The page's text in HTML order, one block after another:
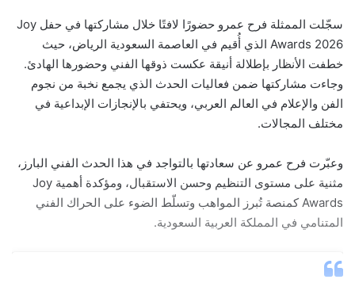
سجّلت الممثلة فرح عمرو حضورًا لافتًا خلال مشاركتها في حفل Joy
Awards 2026 الذي أُقيم في العاصمة السعودية الرياض، حيث
خطفت الأنظار بإطلالة أنيقة عكست ذوقها الفني وحضورها الهادئ.
وجاءت مشاركتها ضمن فعاليات الحدث الذي يجمع نخبة من نجوم
الفن والإعلام في العالم العربي، ويحتفي بالإنجازات الإبداعية في
مختلف المجالات.
وعبّرت فرح عمرو عن سعادتها بالتواجد في هذا الحدث الفني البارز،
مثنية على مستوى التنظيم وحسن الاستقبال، ومؤكدة أهمية Joy
Awards كمنصة تُبرز المواهب وتسلّط الضوء على الحراك الفني
المتنامي في المملكة العربية السعودية.